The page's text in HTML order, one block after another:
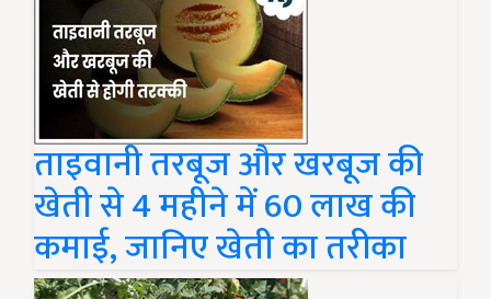
ताइवानी तरबूज और खरबूज की
खेती से 4 महीने में 60 लाख की
कमाई, जानिए खेती का तरीका